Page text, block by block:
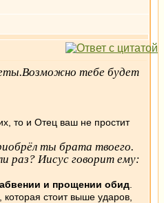
тебе будет
то и Отец ваш не простит
ты брата твоего.
раз? Иисус говорит ему:
и прощении обид
стоит выше ударов,